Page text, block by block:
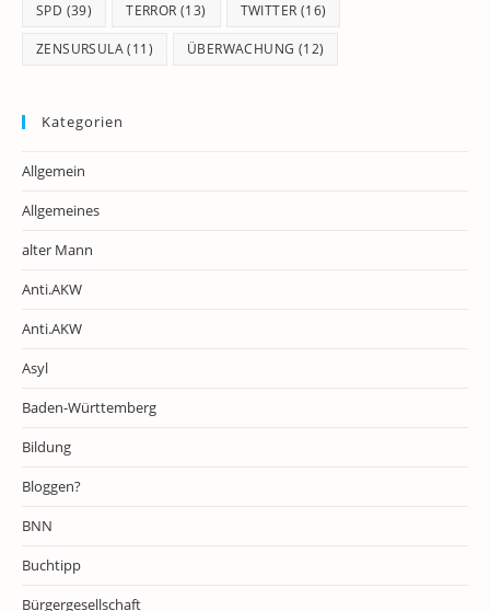
SPD (39) TERROR (13) TWITTER (16)
ZENSURSULA(11) ÜBERWACHUNG (12)
Kategorien
Allgemein
Allgemeines
alter Mann
Anti.AKW
Anti.AKW
Asyl
Baden-Württemberg
Bildung
Bloggen?
BNN
Buchtipp
Bürgergesellschaft